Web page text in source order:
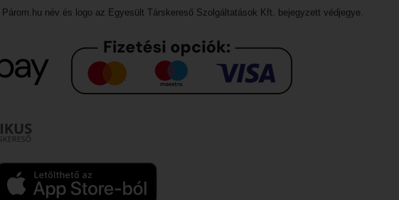
név és logo az Egyesült Társkereső Szolgáltatások Kft. bejegyzett védjegye.